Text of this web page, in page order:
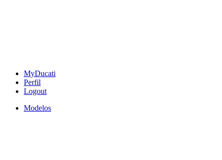
MyDucati
Perfil
Logout
Modelos